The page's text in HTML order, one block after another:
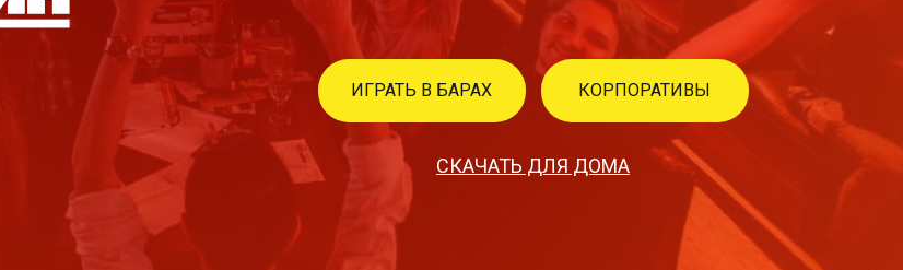
ИГРАТЬ В БАРАХ КОРПОРАТИВЫ
СКАЧАТЬ ДЛЯ ДОМА